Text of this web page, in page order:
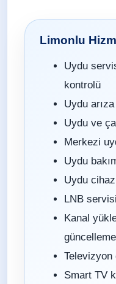
Limonlu
Uydu
kontrolü
Uydu
Uydu ve
Merkezi
Uydu
Uydu
LNB
Kanal
Televizyon
Smart TV